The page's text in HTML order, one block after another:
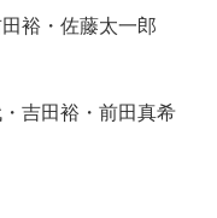
裕・佐藤太一郎
吉田裕・前田真希